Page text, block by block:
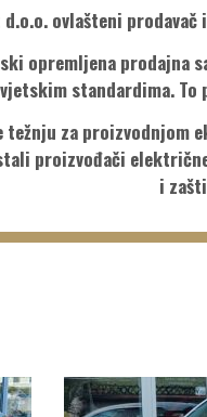
ovlašteni prodavač
opremljena
standardima.
za
proizvođači
i